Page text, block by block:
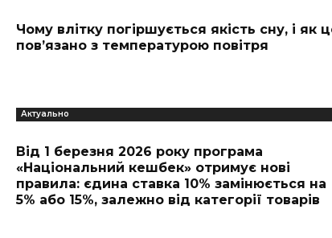
Чому влітку погіршується якість сну, і як
пов’язано з температурою повітря
Актуально
Від 1 березня 2026 року програма
«Національний кешбек» отримує нові
правила: єдина ставка 10% замінюється на
5% або 15%, залежно від категорії товарів